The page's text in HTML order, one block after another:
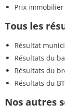
Prix
Tous les
Résultat
Résultats du
Résultats du
Résultats du
Nos autres